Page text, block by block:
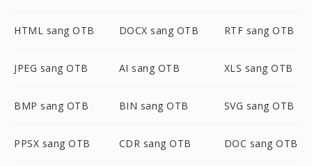
HTML sang OTB DOCX sang OTB RTF sang OTB
JPEG sang OTB AI sang OTB XLS sang OTB
BMP sang OTB BIN sang OTB SVG sang OTB
PPSX sang OTB CDR sang OTB DOC sang OTB